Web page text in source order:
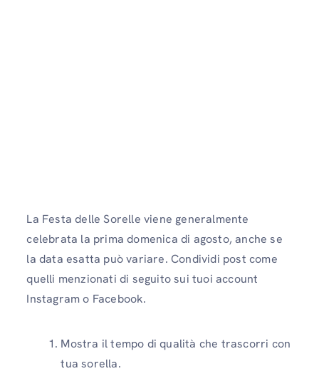
La Festa delle Sorelle viene generalmente
celebrata la prima domenica di agosto, anche se
la data esatta può variare. Condividi post come
quelli menzionati di seguito sui tuoi account
Instagram o Facebook.
Mostra il tempo di qualità che trascorri con
tua sorella.